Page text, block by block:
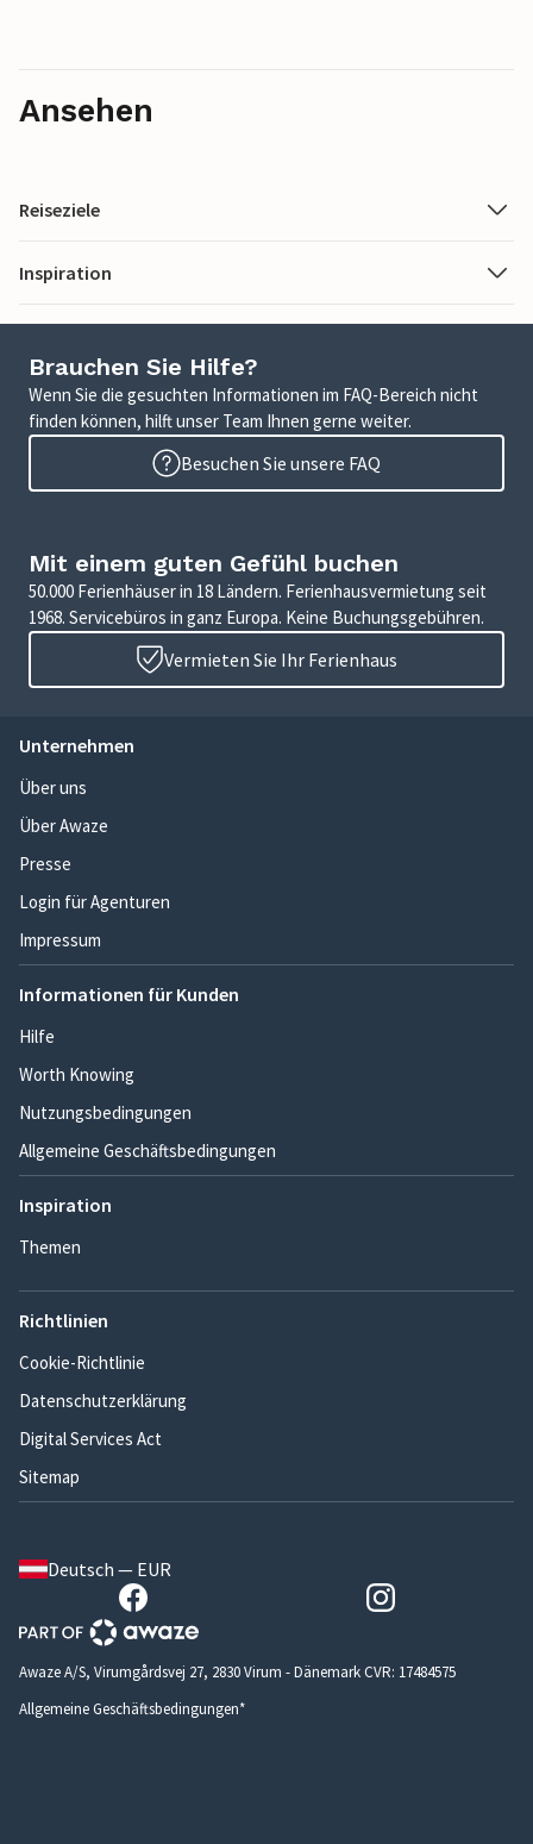
Ansehen
Reiseziele
Inspiration
Brauchen Sie Hilfe?
Wenn Sie die gesuchten Informationen im FAQ-Bereich nicht
finden können, hilft unser Team Ihnen gerne weiter.
Besuchen Sie unsere FAQ
Mit einem guten Gefühl buchen
50.000 Ferienhäuser in 18 Ländern. Ferienhausvermietung seit
1968. Servicebüros in ganz Europa. Keine Buchungsgebühren.
Vermieten Sie Ihr Ferienhaus
Unternehmen
Über uns
Über Awaze
Presse
Login für Agenturen
Impressum
Informationen für Kunden
Hilfe
Worth Knowing
Nutzungsbedingungen
Allgemeine Geschäftsbedingungen
Inspiration
Themen
Richtlinien
Cookie-Richtlinie
Datenschutzerklärung
Digital Services Act
Sitemap
Deutsch — EUR
Awaze A/S, Virumgårdsvej 27, 2830 Virum - Dänemark CVR: 17484575
Allgemeine Geschäftsbedingungen*